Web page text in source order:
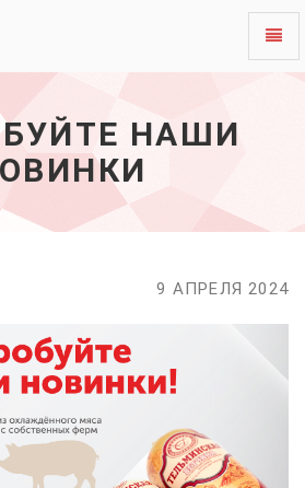
НАШИ
9 АПРЕЛЯ 2024